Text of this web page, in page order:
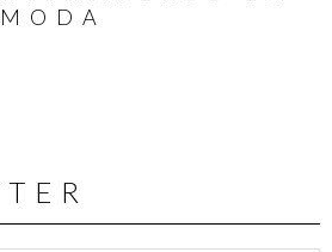
MODA